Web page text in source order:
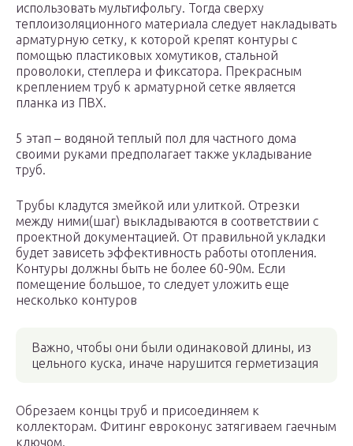
использовать мультифольгу. Тогда сверху
теплоизоляционного материала следует накладывать
арматурную сетку, к которой крепят контуры с
помощью пластиковых хомутиков, стальной
проволоки, степлера и фиксатора. Прекрасным
креплением труб к арматурной сетке является
планка из ПВХ.
5 этап – водяной теплый пол для частного дома
своими руками предполагает также укладывание
труб.
Трубы кладутся змейкой или улиткой. Отрезки
между ними(шаг) выкладываются в соответствии с
проектной документацией. От правильной укладки
будет зависеть эффективность работы отопления.
Контуры должны быть не более 60-90м. Если
помещение большое, то следует уложить еще
несколько контуров
Важно, чтобы они были одинаковой длины, из
цельного куска, иначе нарушится герметизация
Обрезаем концы труб и присоединяем к
коллекторам. Фитинг евроконус затягиваем гаечным
ключом.